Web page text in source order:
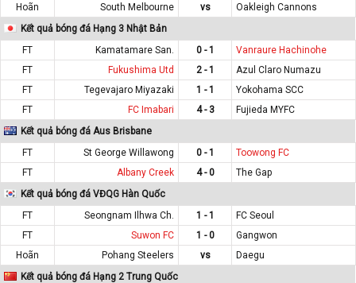
Hoãn
South Melbourne vs
Oakleigh Cannons
Kết quả bóng đá Hạng 3 Nhật Bản
FT
Kamatamare San. 0 - 1
Vanraure Hachinohe
FT
Fukushima Utd 2 - 1
Azul Claro Numazu
FT
Tegevajaro Miyazaki 1 - 1
Yokohama SCC
FT
FC Imabari 4 - 3
Fujieda MYFC
Kết quả bóng đá Aus Brisbane
FT
St George Willawong 0 - 1
Toowong FC
FT
Albany Creek 4 - 0
The Gap
Kết quả bóng đá VĐQG Hàn Quốc
FT
Seongnam Ilhwa Ch. 1 - 1
FC Seoul
FT
Suwon FC 1 - 0
Gangwon
Hoãn
Pohang Steelers vs
Daegu
Kết quả bóng đá Hạng 2 Trung Quốc